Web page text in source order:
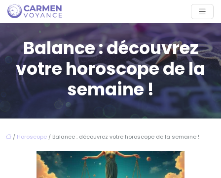
Balance : découvrez
votre horoscope de la
semaine !
/ Horoscope / Balance : découvrez votre horoscope de la semaine !